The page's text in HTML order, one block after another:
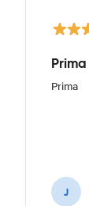
Prima
Prima
J